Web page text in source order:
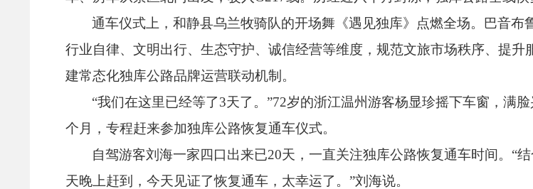
通车仪式上，和静县乌兰牧骑队的开场舞《遇见独库》点燃全场。 巴音布
行业自律、 文明出行、 生态守护、 诚信经营等维度， 规范文旅市场秩序、 提升
建常态化独库公路品牌运营联动机制。
“我们在这里已经等了3天了。”72岁的浙江温州游客杨显珍摇下车窗，满
个月， 专程赶来参加独库公路恢复通车仪式。
自驾游客刘海一家四口出来已20天，一直关注独库公路恢复通车时间。 “
天晚上赶到， 今天见证了恢复通车， 太幸运了。 ”刘海说。